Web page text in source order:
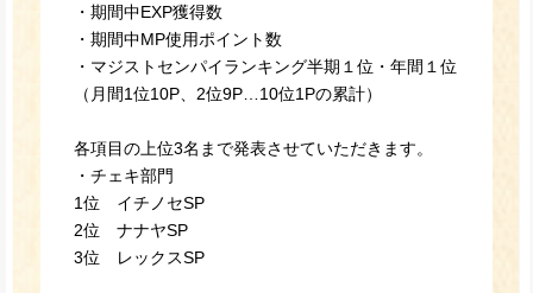
・期間中EXP獲得数
・期間中MP使用ポイント数
・マジストセンパイランキング半期１位・年間１位
（月間1位10P、2位9P…10位1Pの累計）
各項目の上位3名まで発表させていただきます。
・チェキ部門
1位 イチノセSP
2位 ナナヤSP
3位 レックスSP